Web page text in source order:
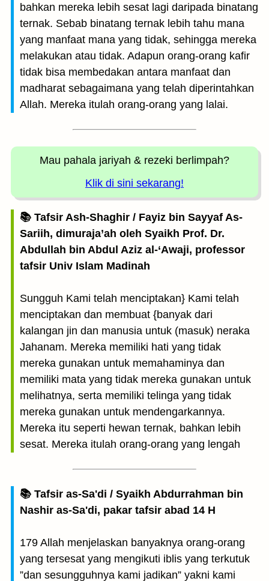
bahkan mereka lebih sesat lagi daripada binatang
ternak. Sebab binatang ternak lebih tahu mana
yang manfaat mana yang tidak, sehingga mereka
melakukan atau tidak. Adapun orang-orang kafir
tidak bisa membedakan antara manfaat dan
madharat sebagaimana yang telah diperintahkan
Allah. Mereka itulah orang-orang yang lalai.
Mau pahala jariyah & rezeki berlimpah?
Klik di sini sekarang!
📚 Tafsir Ash-Shaghir / Fayiz bin Sayyaf As-
Sariih, dimuraja’ah oleh Syaikh Prof. Dr.
Abdullah bin Abdul Aziz al-‘Awaji, professor
tafsir Univ Islam Madinah
Sungguh Kami telah menciptakan} Kami telah
menciptakan dan membuat {banyak dari
kalangan jin dan manusia untuk (masuk) neraka
Jahanam. Mereka memiliki hati yang tidak
mereka gunakan untuk memahaminya dan
memiliki mata yang tidak mereka gunakan untuk
melihatnya, serta memiliki telinga yang tidak
mereka gunakan untuk mendengarkannya.
Mereka itu seperti hewan ternak, bahkan lebih
sesat. Mereka itulah orang-orang yang lengah
📚 Tafsir as-Sa'di / Syaikh Abdurrahman bin
Nashir as-Sa'di, pakar tafsir abad 14 H
179 Allah menjelaskan banyaknya orang-orang
yang tersesat yang mengikuti iblis yang terkutuk
”dan sesungguhnya kami jadikan” yakni kami